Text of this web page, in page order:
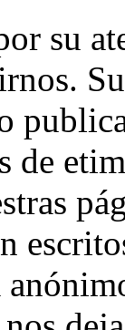
su
de